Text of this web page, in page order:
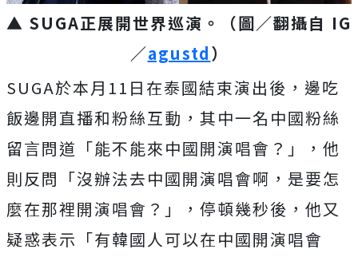
▲ SUGA正展開世界巡演。（圖／翻攝自 IG
／agustd）
SUGA於本月11日在泰國結束演出後，邊吃
飯邊開直播和粉絲互動，其中一名中國粉絲
留言問道「能不能來中國開演唱會？」，他
則反問「沒辦法去中國開演唱會啊，是要怎
麼在那裡開演唱會？」，停頓幾秒後，他又
疑惑表示「有韓國人可以在中國開演唱會